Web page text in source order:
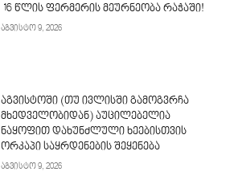
16 წლის ფერმერის მეურნეობა რაჭაში!
აგვისტო 9, 2026
აგვისტოში (თუ ივლისში გამოგვრჩა
მხედველობიდან) აუცილებელია
ნაყოფით დახუნძლული ხეებისთვის
ორკაპი საყრდენების შეყენება
აგვისტო 9, 2026